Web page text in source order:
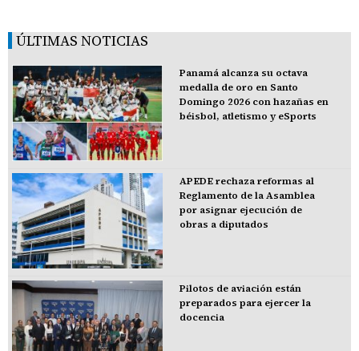
ÚLTIMAS NOTICIAS
Panamá alcanza su octava
medalla de oro en Santo
Domingo 2026 con hazañas en
béisbol, atletismo y eSports
APEDE rechaza reformas al
Reglamento de la Asamblea
por asignar ejecución de
obras a diputados
Pilotos de aviación están
preparados para ejercer la
docencia